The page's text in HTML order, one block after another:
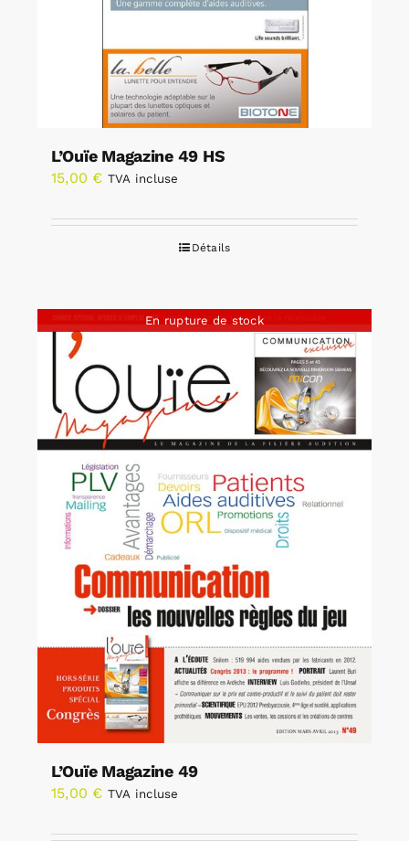
L’Ouïe Magazine 49 HS
15,00 € TVA incluse
Détails
En rupture de stock
L’Ouïe Magazine 49
15,00 € TVA incluse